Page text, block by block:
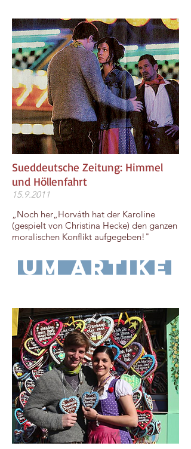
Sueddeutsche Zeitung: Himmel
und Höllenfahrt
15.9.2011
„Noch her„Horváth hat der Karoline
(gespielt von Christina Hecke) den ganzen
moralischen Konflikt aufgegeben!"
zum Artikel